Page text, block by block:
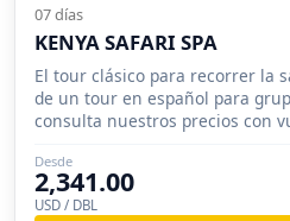
07 días
KENYA SAFARI SPA
El tour clásico para recorrer la
de un tour en español para
consulta nuestros precios con
Desde
2,341.00
USD / DBL